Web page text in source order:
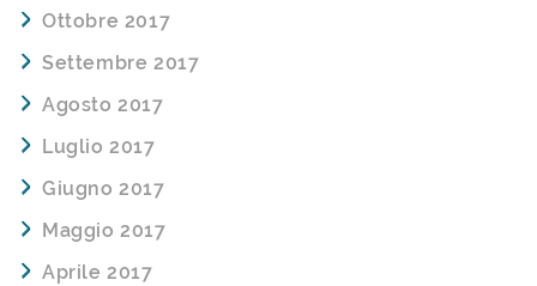
Ottobre 2017
Settembre 2017
Agosto 2017
Luglio 2017
Giugno 2017
Maggio 2017
Aprile 2017